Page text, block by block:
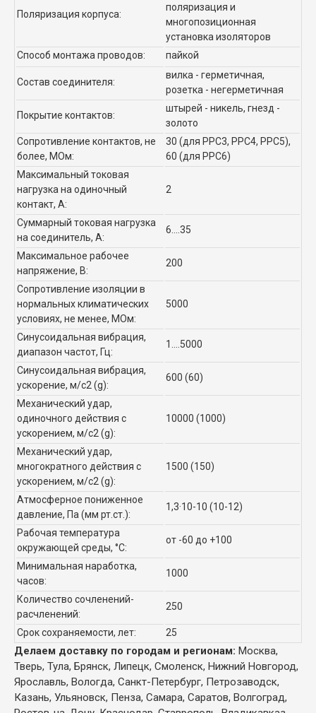
Поляризация корпуса:
поляризация и
многопозиционная
установка изоляторов
Способ монтажа проводов:
пайкой
Состав соединителя:
вилка - герметичная,
розетка - негерметичная
Покрытие контактов:
штырей - никель, гнезд -
золото
Сопротивление контактов, не
более, МОм:
30 (для РРС3, РРС4, РРС5),
60 (для РРС6)
Максимальный токовая
нагрузка на одиночный
контакт, А:
2
Суммарный токовая нагрузка
на соединитель, А:
6....35
Максимальное рабочее
напряжение, В:
200
Сопротивление изоляции в
нормальных климатических
условиях, не менее, МОм:
5000
Синусоидальная вибрация,
диапазон частот, Гц:
1....5000
Синусоидальная вибрация,
ускорение, м/с2 (g):
600 (60)
Механический удар,
одиночного действия с
ускорением, м/с2 (g):
10000 (1000)
Механический удар,
многократного действия с
ускорением, м/с2 (g):
1500 (150)
Атмосферное пониженное
давление, Па (мм рт.ст.):
1,3·10-10 (10-12)
Рабочая температура
окружающей среды, °C:
от -60 до +100
Минимальная наработка,
часов:
1000
Количество сочленений-
расчленений:
250
Срок сохраняемости, лет: 25
Делаем доставку по городам и регионам: Москва,
Тверь, Тула, Брянск, Липецк, Смоленск, Нижний Новгород,
Ярославль, Вологда, Санкт-Петербург, Петрозаводск,
Казань, Ульяновск, Пенза, Самара, Саратов, Волгоград,